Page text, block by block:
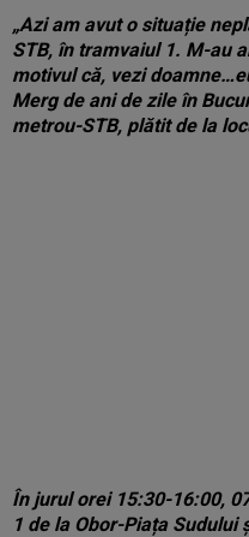
„Azi am avut o situație
STB, în tramvaiul 1. M-au
motivul că, vezi
Merg de ani de zile în
metrou-STB, plătit de la
În jurul orei 15:30-16:00,
1 de la Obor-Piața Sudului